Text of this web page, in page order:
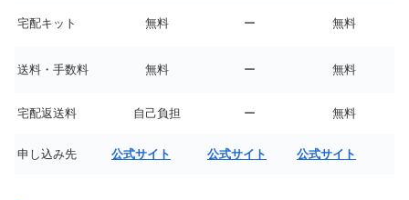
宅配キット 無料 ー 無料
送料・手数料 無料 ー 無料
宅配返送料 自己負担 ー 無料
申し込み先 公式サイト 公式サイト 公式サイト